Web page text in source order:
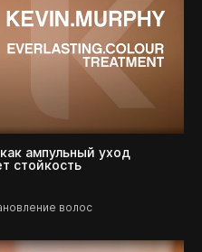
ампульный уход
стойкость
волос